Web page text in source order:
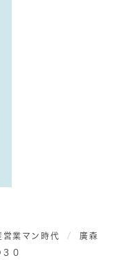
業マン時代
廣森
０